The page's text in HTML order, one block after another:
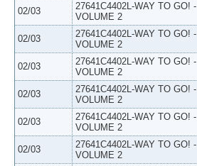
02/03
27641C4402L-WAY TO GO! -
VOLUME 2
02/03
27641C4402L-WAY TO GO! -
VOLUME 2
02/03
27641C4402L-WAY TO GO! -
VOLUME 2
02/03
27641C4402L-WAY TO GO! -
VOLUME 2
02/03
27641C4402L-WAY TO GO! -
VOLUME 2
02/03
27641C4402L-WAY TO GO! -
VOLUME 2